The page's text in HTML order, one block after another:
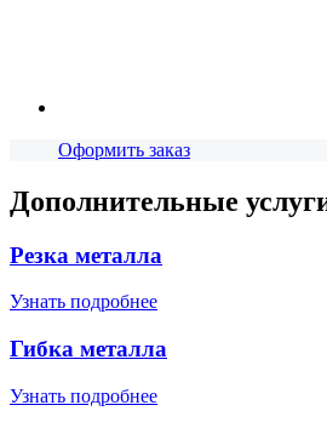
Оформить заказ
Дополнительные
Резка металла
Узнать подробнее
Гибка металла
Узнать подробнее